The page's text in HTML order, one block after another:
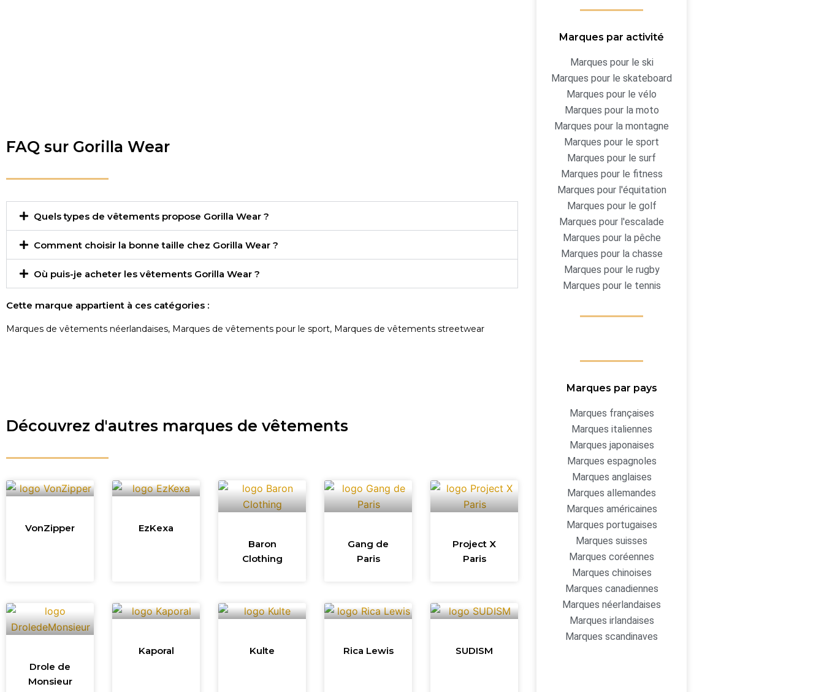
FAQ sur Gorilla Wear
Quels types de vêtements propose Gorilla Wear ?
Comment choisir la bonne taille chez Gorilla Wear ?
Où puis-je acheter les vêtements Gorilla Wear ?
Cette marque appartient à ces catégories :
Marques de vêtements néerlandaises, Marques de vêtements pour le sport, Marques de vêtements streetwear
Découvrez d'autres marques de vêtements
VonZipper
EzKexa
Baron
Clothing
Gang de
Paris
Project X
Paris
Drole de
Monsieur
Kaporal Kulte Rica Lewis SUDISM
Marques par activité
Marques pour le ski
Marques pour le skateboard
Marques pour le vélo
Marques pour la moto
Marques pour la montagne
Marques pour le sport
Marques pour le surf
Marques pour le fitness
Marques pour l'équitation
Marques pour le golf
Marques pour l'escalade
Marques pour la pêche
Marques pour la chasse
Marques pour le rugby
Marques pour le tennis
Marques par pays
Marques françaises
Marques italiennes
Marques japonaises
Marques espagnoles
Marques anglaises
Marques allemandes
Marques américaines
Marques portugaises
Marques suisses
Marques coréennes
Marques chinoises
Marques canadiennes
Marques néerlandaises
Marques irlandaises
Marques scandinaves